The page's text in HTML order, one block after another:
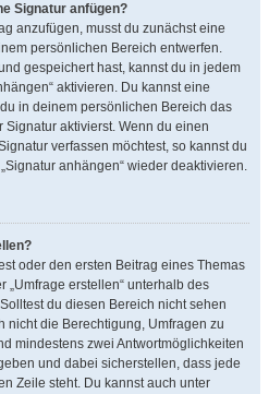
Signatur anfügen?
anzufügen, musst du zunächst eine
persönlichen Bereich entwerfen.
gespeichert hast, kannst du in jedem
aktivieren. Du kannst eine
in deinem persönlichen Bereich das
aktivierst. Wenn du einen
verfassen möchtest, so kannst du
anhängen“ wieder deaktivieren.
oder den ersten Beitrag eines Themas
„Umfrage erstellen“ unterhalb des
du diesen Bereich nicht sehen
nicht die Berechtigung, Umfragen zu
mindestens zwei Antwortmöglichkeiten
und dabei sicherstellen, dass jede
Zeile steht. Du kannst auch unter